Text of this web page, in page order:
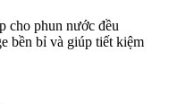
cho phun nước đều
bền bỉ và giúp tiết kiệm